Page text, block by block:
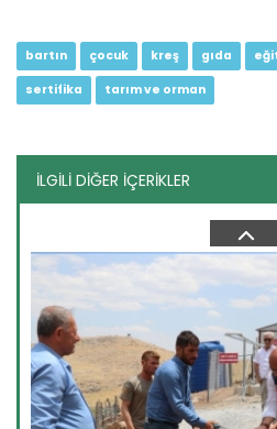
bartın çocuk kreş gıda
sertifika tarım ve orman
İLGİLİ DİĞER İÇERİKLER
Ayçiçeği üretimi destekle...
Aksaray'ın Eskil ilçesinde ayçiçeği
Devamını Oku ->